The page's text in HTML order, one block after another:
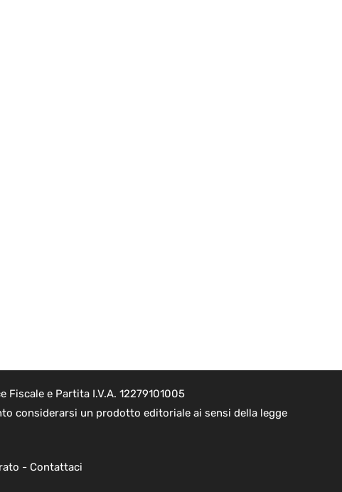
Fiscale e Partita I.V.A. 12279101005
considerarsi un prodotto editoriale ai sensi della legge
- Contattaci